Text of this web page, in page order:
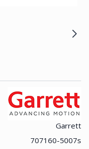
Garrett
707160-5007s